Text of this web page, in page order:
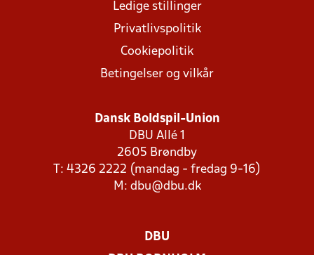
Ledige stillinger
Privatlivspolitik
Cookiepolitik
Betingelser og vilkår
Dansk Boldspil-Union
DBU Allé 1
2605 Brøndby
T: 4326 2222 (mandag - fredag 9-16)
M: dbu@dbu.dk
DBU